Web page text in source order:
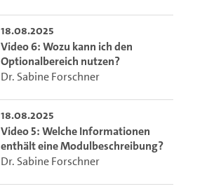
18.08.2025
Video 6: Wozu kann ich den
Optionalbereich nutzen?
Dr. Sabine Forschner
18.08.2025
Video 5: Welche Informationen
enthält eine Modulbeschreibung?
Dr. Sabine Forschner